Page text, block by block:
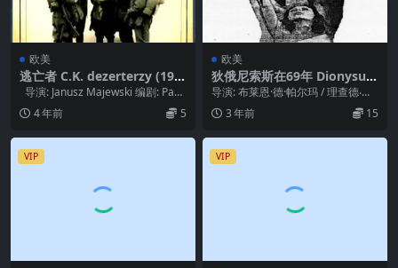
欧美
逃亡者 C.K. dezerterzy (198
6)
导演: Janusz Majewski 编剧: Pave
l Haj...
4 年前 5
欧美
狄俄尼索斯在69年 Dionysus
in ’69 (1970)
导演: 布莱恩·德·帕尔玛 / 理查德‧谢
克纳 编剧: William Arro...
3 年前 15
VIP VIP